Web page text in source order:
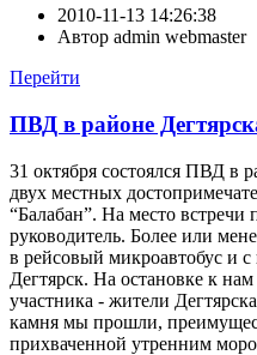
2010-11-13 14:26:38
Автор admin webmaster
Перейти
ПВД в районе
31 октября состоялся ПВД в
двух местных
“Балабан”. На место встречи
руководитель. Более или
в рейсовый микроавтобус и
Дегтярск. На остановке к
участника - жители
камня мы прошли,
прихваченной утренним